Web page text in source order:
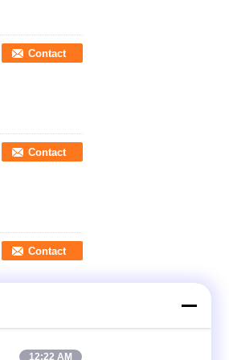
Contact
Contact
Contact
Contact
12:22 AM